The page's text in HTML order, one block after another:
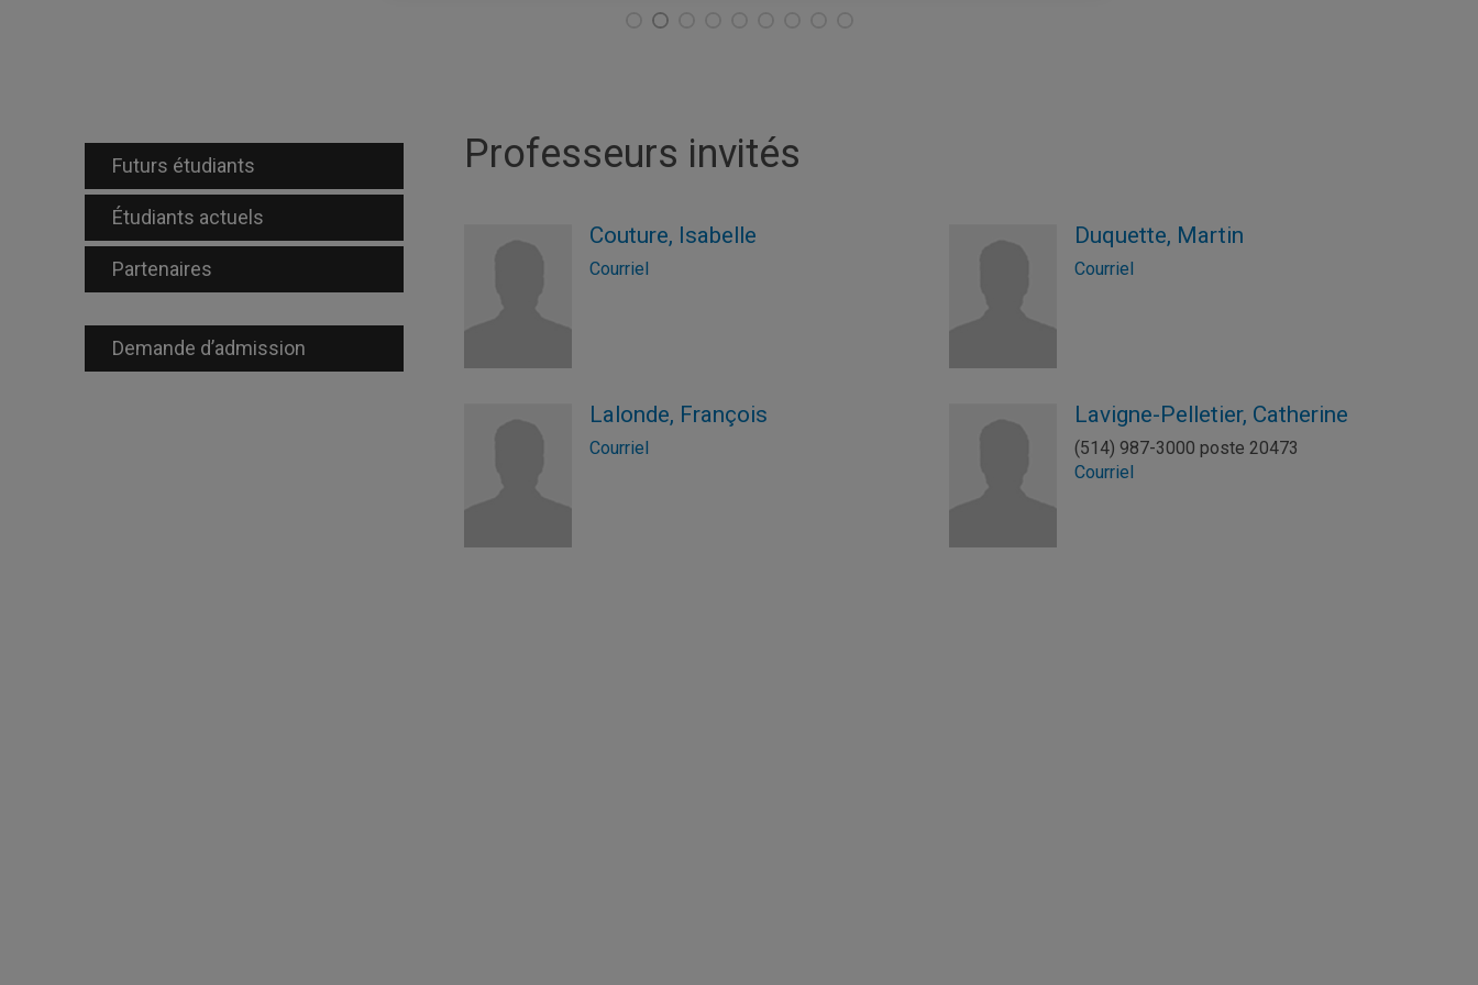
Futurs étudiants
Étudiants actuels
Partenaires
Demande d’admission
Professeurs invités
Couture, Isabelle
Courriel
Duquette, Martin
Courriel
Lalonde, François
Courriel
Lavigne-Pelletier, Catherine
(514) 987-3000 poste 20473
Courriel